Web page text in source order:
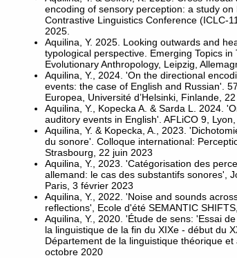
encoding of sensory perception: a study
Contrastive Linguistics Conference (ICLC-
2025.
Aquilina, Y. 2025. Looking outwards and
typological perspective. Emerging Topics
Evolutionary Anthropology, Leipzig,
Aquilina, Y., 2024. 'On the directional
events: the case of English and Russian'.
Europea, Université d’Helsinki, Finlande,
Aquilina, Y., Kopecka A. & Sarda L. 2024.
auditory events in English'. AFLiCO 9,
Aquilina, Y. & Kopecka, A., 2023.
du sonore'. Colloque international:
Strasbourg, 22 juin 2023
Aquilina, Y., 2023. 'Catégorisation des
allemand: le cas des substantifs sonores',
Paris, 3 février 2023
Aquilina, Y., 2022. 'Noise and sounds
reflections', Ecole d'été SEMANTIC
Aquilina, Y., 2020. 'Étude de sens: 'Essai
la linguistique de la fin du XIXe - début du
Département de la linguistique théorique
octobre 2020